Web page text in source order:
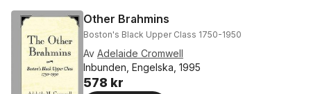
Other Brahmins
Boston's Black Upper Class 1750-1950
Av Adelaide Cromwell
Inbunden, Engelska, 1995
578 kr